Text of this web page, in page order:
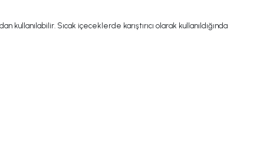
kullanılabilir. Sıcak içeceklerde karıştırıcı olarak kullanıldığında